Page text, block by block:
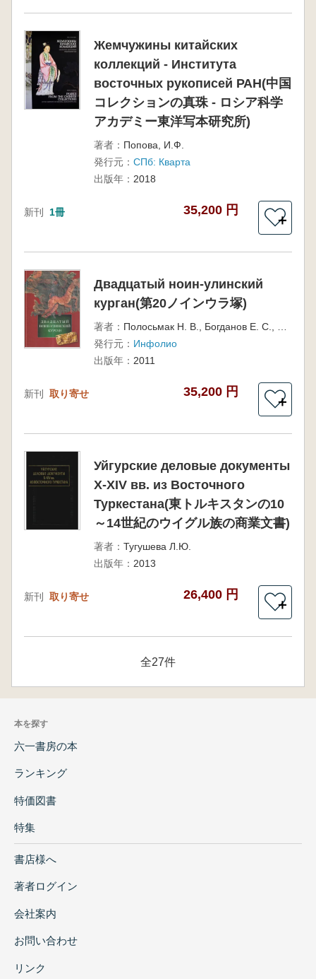
Жемчужины китайских
коллекций - Института
восточных рукописей РАН(中国
コレクションの真珠 - ロシア科学
アカデミー東洋写本研究所)
著者： Попова, И.Ф.
発行元： СПб: Кварта
出版年： 2018
新刊 1冊 35,200 円
＋
Двадцатый ноин-улинский
курган(第20ノインウラ塚)
著者：
発行元： Инфолио
出版年： 2011
新刊 取り寄せ 35,200 円
＋
Уйгурские деловые документы
X-XIV вв. из Восточного
Туркестана(東トルキスタンの10
～14世紀のウイグル族の商業文書)
著者： Тугушева Л.Ю.
出版年： 2013
新刊 取り寄せ 26,400 円
＋
全27件
本を探す
六一書房の本
ランキング
特価図書
特集
書店様へ
著者ログイン
会社案内
お問い合わせ
リンク